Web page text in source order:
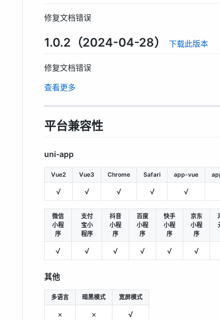
修复文档错误
1.0.2（2024-04-28） 下载此版本
修复文档错误
查看更多
平台兼容性
uni-app
Vue2 Vue3 Chrome Safari app-vue
√ √ √ √ √
微信
小程
序
支付
宝小
程序
抖音
小程
序
百度
小程
序
快手
小程
序
京东
小程
序
√ √ √ √ √ √
其他
多语言 暗黑模式 宽屏模式
× × √